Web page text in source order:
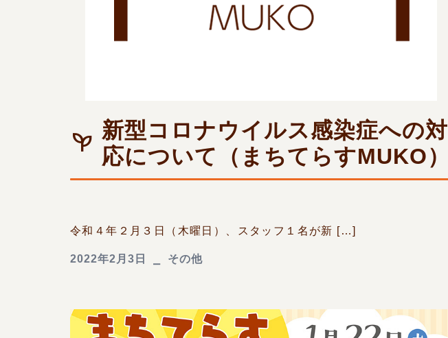
新型コロナウイルス感染症への対
応について（まちてらすMUKO）
令和４年２月３日（木曜日）、スタッフ１名が新 […]
2022年2月3日 その他